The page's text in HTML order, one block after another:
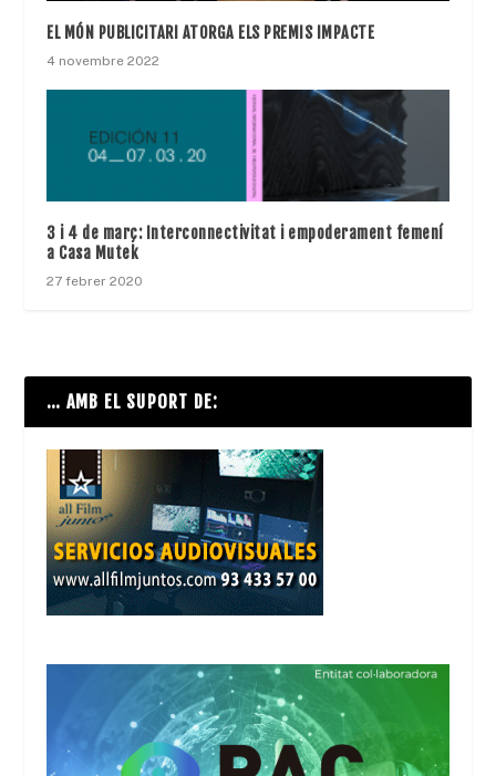
EL MÓN PUBLICITARI ATORGA ELS PREMIS IMPACTE
4 novembre 2022
3 i 4 de març: Interconnectivitat i empoderament femení
a Casa Mutek
27 febrer 2020
… AMB EL SUPORT DE: